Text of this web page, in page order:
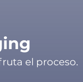
el proceso.